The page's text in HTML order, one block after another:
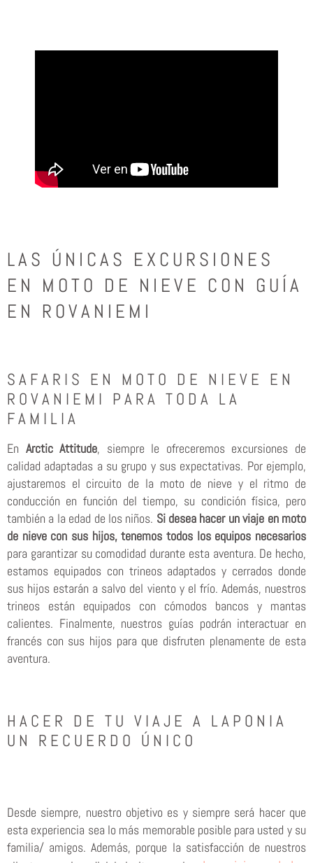
LAS ÚNICAS EXCURSIONES
EN MOTO DE NIEVE CON GUÍA
EN ROVANIEMI
SAFARIS EN MOTO DE NIEVE EN
ROVANIEMI PARA TODA LA
FAMILIA
En Arctic Attitude, siempre le ofreceremos excursiones de
calidad adaptadas a su grupo y sus expectativas. Por ejemplo,
ajustaremos el circuito de la moto de nieve y el ritmo de
conducción en función del tiempo, su condición física, pero
también a la edad de los niños. Si desea hacer un viaje en moto
de nieve con sus hijos, tenemos todos los equipos necesarios
para garantizar su comodidad durante esta aventura. De hecho,
estamos equipados con trineos adaptados y cerrados donde
sus hijos estarán a salvo del viento y el frío. Además, nuestros
trineos están equipados con cómodos bancos y mantas
calientes. Finalmente, nuestros guías podrán interactuar en
francés con sus hijos para que disfruten plenamente de esta
aventura.
HACER DE TU VIAJE A LAPONIA
UN RECUERDO ÚNICO
Desde siempre, nuestro objetivo es y siempre será hacer que
esta experiencia sea lo más memorable posible para usted y su
familia/ amigos. Además, porque la satisfacción de nuestros